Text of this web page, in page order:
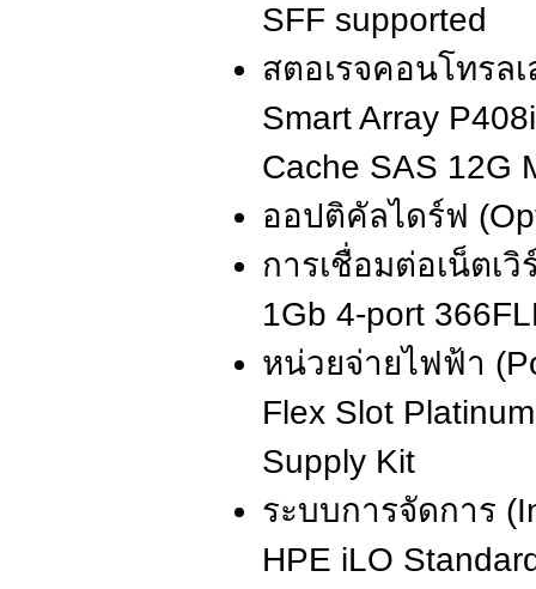
SFF supported
สตอเรจคอนโทรล
Smart Array
Cache SAS 12G
ออปติคัลไดร์ฟ
การเชื่อมต่อเน็ตเ
1Gb 4-port
หน่วยจ่ายไฟฟ้า
Flex Slot
Supply Kit
ระบบการจัดการ
HPE iLO